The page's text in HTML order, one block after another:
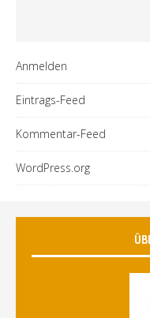
Anmelden
Eintrags-Feed
Kommentar-Feed
WordPress.org